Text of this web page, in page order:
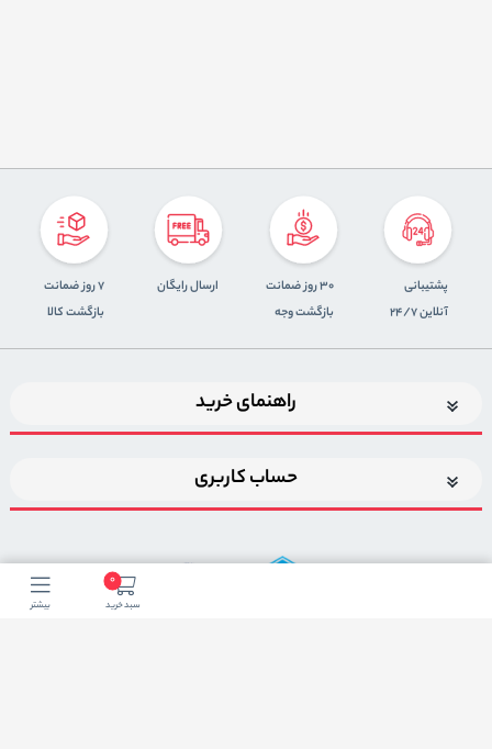
0
سبد خرید بیشتر
پشتیبانی
آنلاین 24/7
30 روز ضمانت
بازگشت وجه
ارسال رایگان
7 روز ضمانت
بازگشت کالا
راهنمای خرید
حساب کاربری